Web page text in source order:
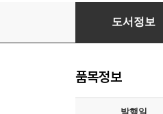
붉은 수수밭
도서정보
품목정보
발행일